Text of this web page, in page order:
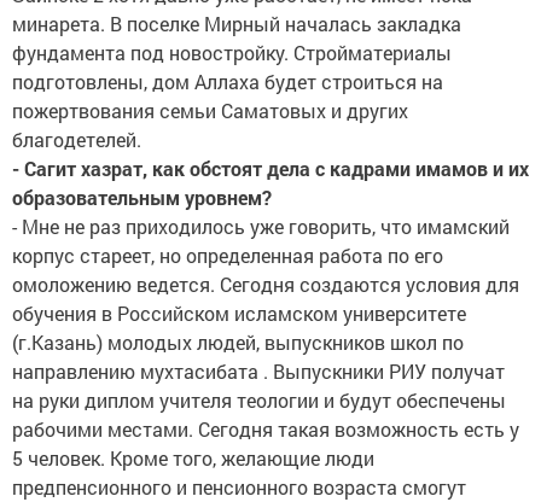
минарета. В поселке Мирный началась закладка
фундамента под новостройку. Стройматериалы
подготовлены, дом Аллаха будет строиться на
пожертвования семьи Саматовых и других
благодетелей.
- Сагит хазрат, как обстоят дела с кадрами имамов и их
образовательным уровнем?
- Мне не раз приходилось уже говорить, что имамский
корпус стареет, но определенная работа по его
омоложению ведется. Сегодня создаются условия для
обучения в Российском исламском университете
(г.Казань) молодых людей, выпускников школ по
направлению мухтасибата . Выпускники РИУ получат
на руки диплом учителя теологии и будут обеспечены
рабочими местами. Сегодня такая возможность есть у
5 человек. Кроме того, желающие люди
предпенсионного и пенсионного возраста смогут